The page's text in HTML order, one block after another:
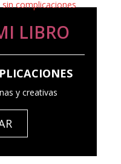
LIBRO
y creativas